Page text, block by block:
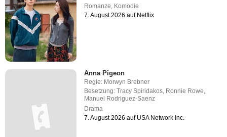
Romanze Komödie
7. August 2026 auf Netflix
Anna Pigeon
Regie: Morwyn Brebner
Besetzung:Tracy Spiridakos, Ronnie Rowe,
Manuel Rodriguez-Saenz
Drama
7. August 2026 auf USA Network Inc.